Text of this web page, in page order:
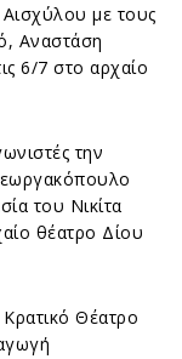
με τους
Αναστάση
6/7 στο αρχαίο
την
του Νικίτα
θέατρο Δίου
Θέατρο